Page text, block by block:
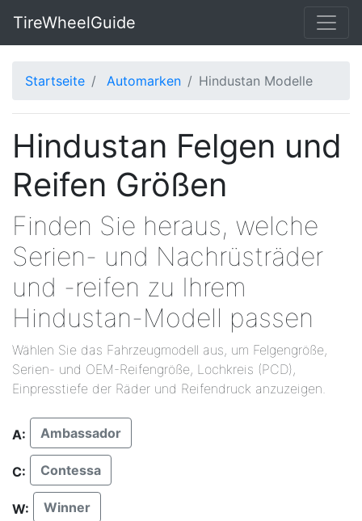
TireWheelGuide
Startseite Automarken Hindustan Modelle
Hindustan Felgen und
Reifen Größen
Finden Sie heraus, welche
Serien- und Nachrüsträder
und -reifen zu Ihrem
Hindustan-Modell passen
Wählen Sie das Fahrzeugmodell aus, um Felgengröße,
Serien- und OEM-Reifengröße, Lochkreis (PCD),
Einpresstiefe der Räder und Reifendruck anzuzeigen.
A: Ambassador
C: Contessa
W: Winner